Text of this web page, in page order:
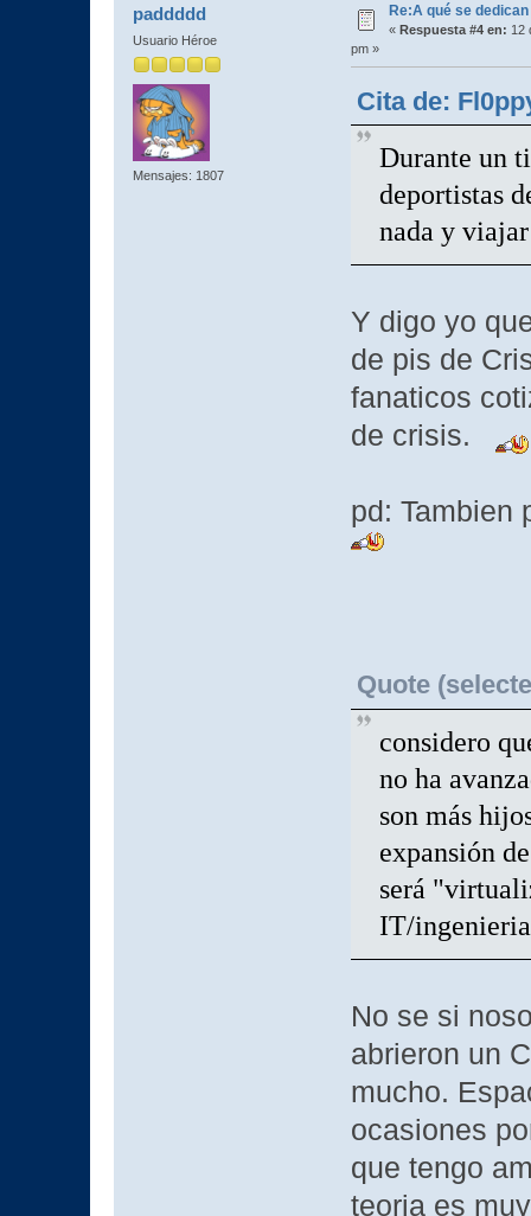
paddddd
Usuario Héroe
Mensajes: 1807
Re:A qué se
« Respuesta #4 en: 12
pm »
Cita de:
Durante un
deportistas
nada y
Y digo yo
de pis de
fanaticos
de crisis.
pd:
Quote
considero
no ha
son más
expansión
será
IT/
No se si
abrieron un
mucho.
ocasiones
que tengo
teoria es